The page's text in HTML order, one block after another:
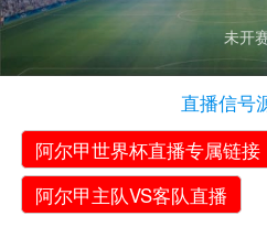
未开
直播信号
阿尔甲世界杯直播专属链接
阿尔甲主队VS客队直播